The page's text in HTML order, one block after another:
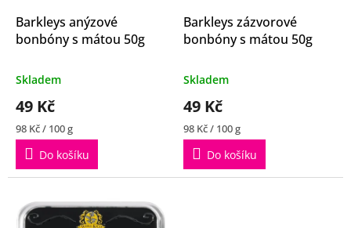
ů
Barkleys anýzové
bonbóny s mátou 50g
Průměrné
hodnocení
produktu
4,9
hvězdiček.
Skladem
49 Kč
Měrná
cena:
98 Kč / 100 g
Do košíku
Barkleys zázvorové
bonbóny s mátou 50g
Průměrné
hodnocení
produktu
5,0
hvězdiček.
Skladem
49 Kč
Měrná
cena:
98 Kč / 100 g
Do košíku